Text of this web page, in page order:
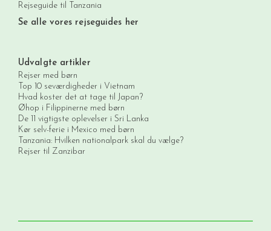
Rejseguide til Tanzania
Se alle vores rejseguides her
Udvalgte artikler
Rejser med børn
Top 10 seværdigheder i Vietnam
Hvad koster det at tage til Japan?
Øhop i Filippinerne med børn
De 11 vigtigste oplevelser i Sri Lanka
Kør selv-ferie i Mexico med børn
Tanzania: Hvilken nationalpark skal du vælge?
Rejser til Zanzibar